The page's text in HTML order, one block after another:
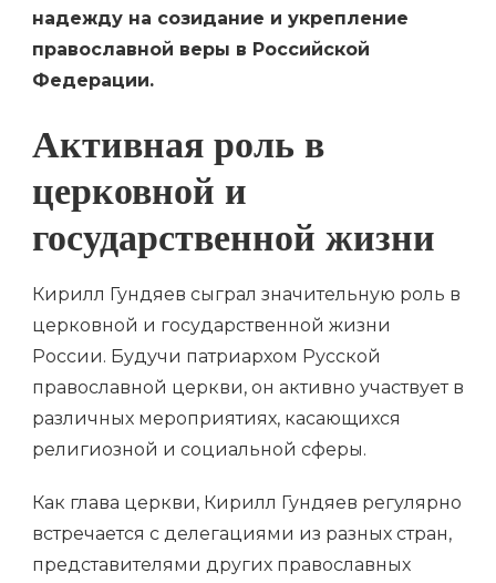
надежду на созидание и укрепление
православной веры в Российской
Федерации.
Активная роль в
церковной и
государственной жизни
Кирилл Гундяев сыграл значительную роль в
церковной и государственной жизни
России. Будучи патриархом Русской
православной церкви, он активно участвует в
различных мероприятиях, касающихся
религиозной и социальной сферы.
Как глава церкви, Кирилл Гундяев регулярно
встречается с делегациями из разных стран,
представителями других православных